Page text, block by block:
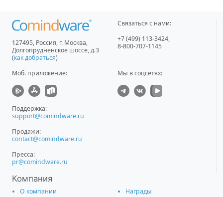
127495, Россия, г. Москва,
Долгопрудненское шоссе, д.3
(как добраться)
Связаться с нами:
+7 (499) 113-3424,
8-800-707-1145
Моб. приложение: Мы в соцсетях:
Поддержка:
support@comindware.ru
Продажи:
contact@comindware.ru
Пресса:
pr@comindware.ru
Компания
О компании
Награды